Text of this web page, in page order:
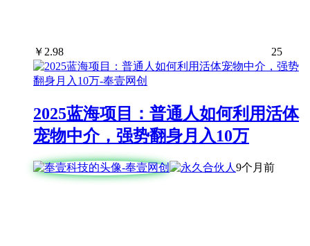
￥2.98 25
2025蓝海项目：普通人如何利用活体
宠物中介，强势翻身月入10万
9个月前